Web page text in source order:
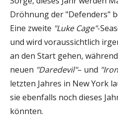
Dröhnung der "Defenders"
Eine zweite "Luke Cage"-
und wird voraussichtlich
an den Start gehen,
neuen "Daredevil"– und
letzten Jahres in New York
sie ebenfalls noch dieses
könnten.